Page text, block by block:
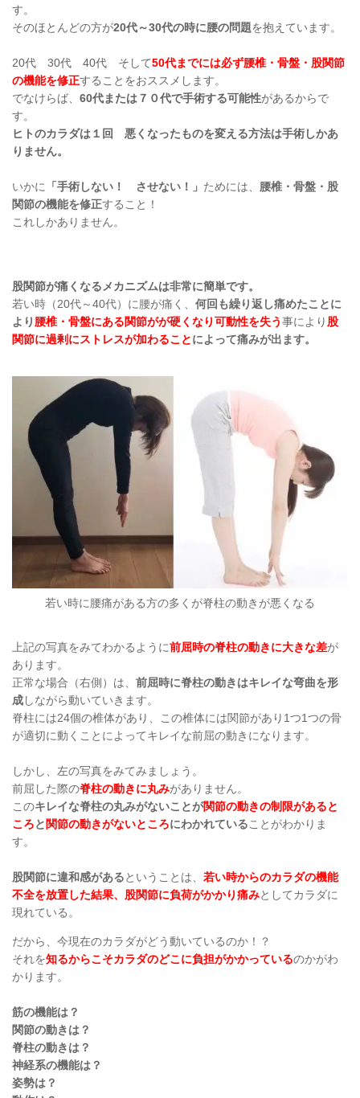
す。
そのほとんどの方が20代～30代の時に腰の問題を抱えています。
20代 30代 40代 そして50代までには必ず腰椎・骨盤・股関節
の機能を修正することをおススメします。
でなけらば、 60代または７０代で手術する可能性があるからで
す。
ヒトのカラダは１回 悪くなったものを変える方法は手術しかあ
りません。
いかに 「手術しない！ させない！」 ためには、 腰椎・骨盤・股
関節の機能を修正すること！
これしかありません。
股関節が痛くなるメカニズムは非常に簡単です。
若い時（20代～40代）に腰が痛く、 何回も繰り返し痛めたことに
より 腰椎・骨盤にある関節がが硬くなり可動性を失う事により 股
関節に過剰にストレスが加わることによって痛みが出ます。
若い時に腰痛がある方の多くが脊柱の動きが悪くなる
上記の写真をみてわかるように前屈時の脊柱の動きに大きな差が
あります。
正常な場合（右側）は、 前屈時に脊柱の動きはキレイな弯曲を形
成しながら動いていきます。
脊柱には24個の椎体があり、この椎体には関節があり1つ1つの骨
が適切に動くことによってキレイな前屈の動き になります。
しかし、左の写真をみてみましょう。
前屈した際の脊柱の動きに丸みがありません。
このキレイな脊柱の丸みがないことが関節の動きの制限があると
ころと 関節の動きがないところにわかれていることがわかりま
す。
股関節に違和感があるということは、 若い時からのカラダの機能
不全を放置した結果、股関節に負荷がかかり痛みとしてカラダに
現れている。
だから、今現在のカラダがどう動いているのか！？
それを知るからこそカラダのどこに負担がかかっているのかがわ
かります。
筋の機能は？
関節の動きは？
脊柱の動きは？
神経系の機能は？
姿勢は？